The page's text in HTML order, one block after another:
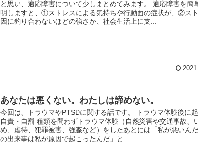
と思い、適応障害について少しまとめてみます。 適応障害を簡
明しますと、①ストレスによる気持ちや行動面の症状が、②ス
因に釣り合わないほどの強さか、社会生活上に支...
あなたは悪くない。わたしは諦めない。
今回は、トラウマやPTSDに関する話です。 トラウマ体験後に
自責・自罰 種類を問わずトラウマ体験（自然災害や交通事故、
め、虐待、犯罪被害、強姦など）をしたあとには「私が悪いん
の出来事は私が原因で起こったんだ」と...